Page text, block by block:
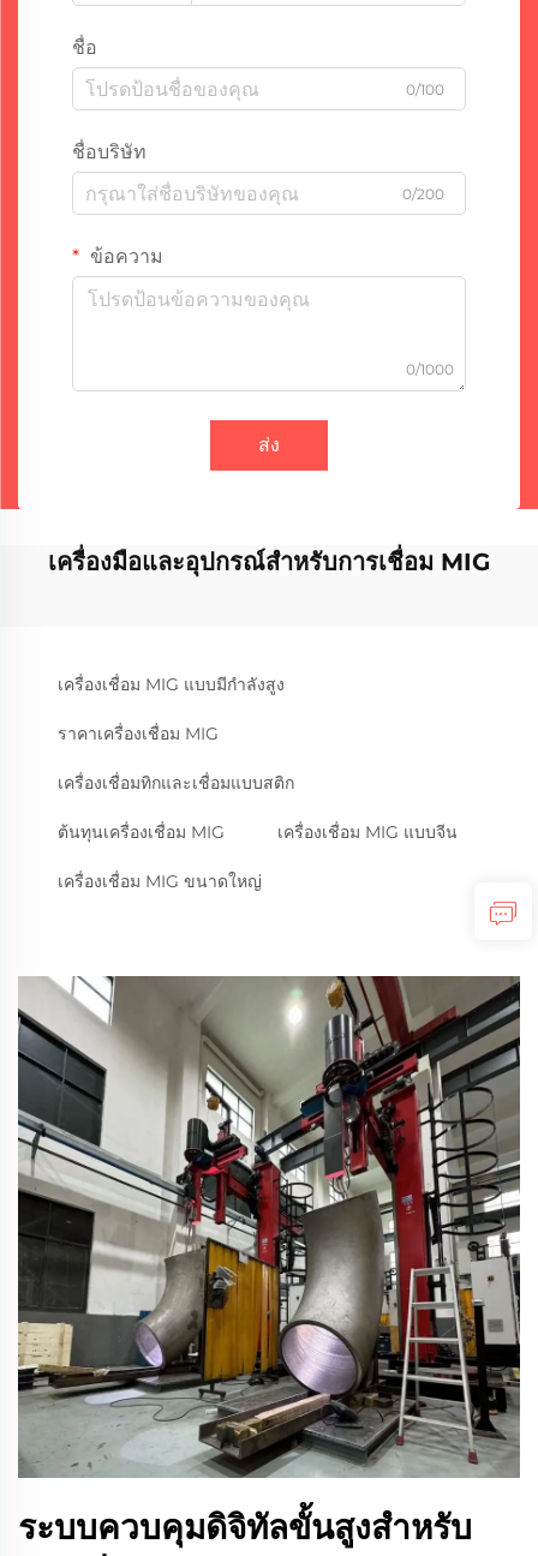
ชื่อ
0/100
ชื่อบริษัท
0/200
ข้อความ
0/1000
ส่ง
เครื่องมือและอุปกรณ์สำหรับการเชื่อม MIG
เครื่องเชื่อม MIG แบบมีกำลังสูง
ราคาเครื่องเชื่อม MIG
เครื่องเชื่อมทิกและเชื่อมแบบสติก
ต้นทุนเครื่องเชื่อม MIG เครื่องเชื่อม MIG แบบจีน
เครื่องเชื่อม MIG ขนาดใหญ่
ระบบควบคุมดิจิทัลขั้นสูงสำหรับ